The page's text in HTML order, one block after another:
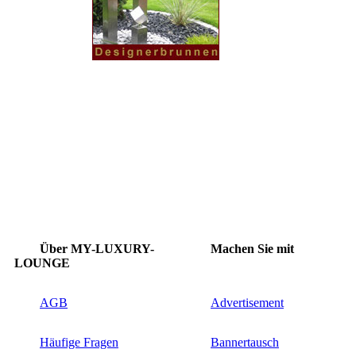
Über MY-LUXURY-
LOUNGE
Machen Sie mit
AGB Advertisement
Häufige Fragen Bannertausch